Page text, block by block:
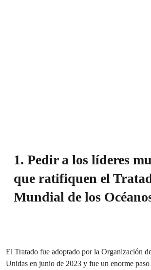
1. Pedir a los líderes
que ratifiquen el
Mundial de los
El Tratado fue adoptado por la Organización
Unidas en junio de 2023 y fue un enorme